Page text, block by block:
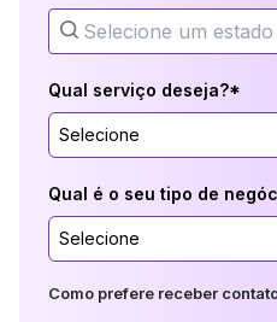
Qual serviço deseja?*
Selecione
Qual é o seu tipo de
Selecione
Como prefere receber